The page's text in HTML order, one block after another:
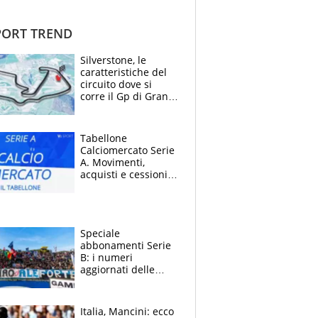
TREND
Silverstone, le
caratteristiche del
circuito dove si
corre il Gp di Gran
Tabellone
Calciomercato Serie
A. Movimenti,
acquisti e cessioni:
Speciale
abbonamenti Serie
B: i numeri
aggiornati delle
Italia, Mancini: ecco